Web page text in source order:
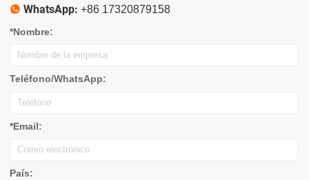
 WhatsApp: +86 17320879158
*Nombre:
Teléfono/WhatsApp:
*Email:
País: